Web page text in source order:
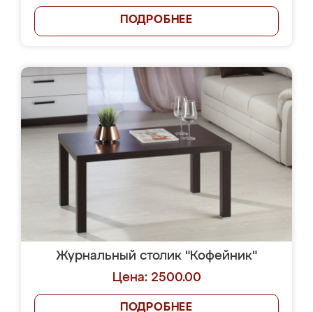
ПОДРОБНЕЕ
Журнальный столик "Кофейник"
Цена: 2500.00
ПОДРОБНЕЕ